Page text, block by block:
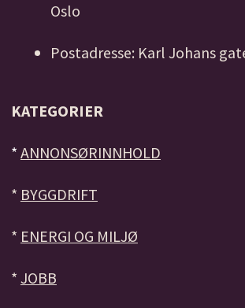
Oslo
Postadresse: Karl Johans
KATEGORIER
* ANNONSØRINNHOLD
* BYGGDRIFT
* ENERGI OG MILJØ
* JOBB